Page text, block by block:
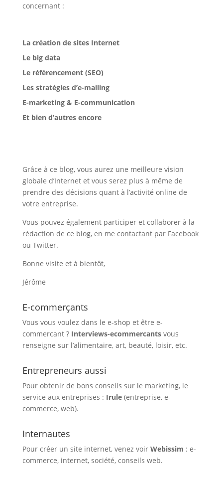
concernant :
La création de sites Internet
Le big data
Le référencement (SEO)
Les stratégies d’e-mailing
E-marketing & E-communication
Et bien d’autres encore
Grâce à ce blog, vous aurez une meilleure vision
globale d’Internet et vous serez plus à même de
prendre des décisions quant à l’activité online de
votre entreprise.
Vous pouvez également participer et collaborer à la
rédaction de ce blog, en me contactant par Facebook
ou Twitter.
Bonne visite et à bientôt,
Jérôme
E-commerçants
Vous vous voulez dans le e-shop et être e-
commercant ? Interviews-ecommercantsvous
renseigne sur l’alimentaire, art, beauté, loisir, etc.
Entrepreneurs aussi
Pour obtenir de bons conseils sur le marketing, le
service aux entreprises : Irule(entreprise, e-
commerce, web).
Internautes
Pour créer un site internet, venez voir Webissim : e-
commerce, internet, société, conseils web.